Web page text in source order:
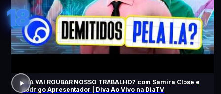
18
A IA VAI ROUBAR NOSSO TRABALHO? com Samira Close e
Rodrigo Apresentador | Diva Ao Vivo na DiaTV